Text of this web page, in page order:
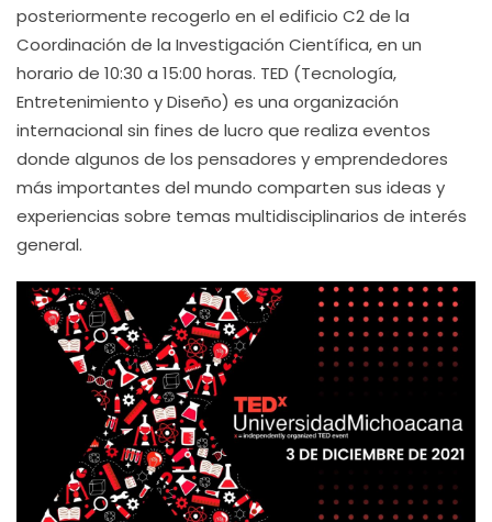
posteriormente recogerlo en el edificio C2 de la
Coordinación de la Investigación Científica, en un
horario de 10:30 a 15:00 horas. TED (Tecnología,
Entretenimiento y Diseño) es una organización
internacional sin fines de lucro que realiza eventos
donde algunos de los pensadores y emprendedores
más importantes del mundo comparten sus ideas y
experiencias sobre temas multidisciplinarios de interés
general.